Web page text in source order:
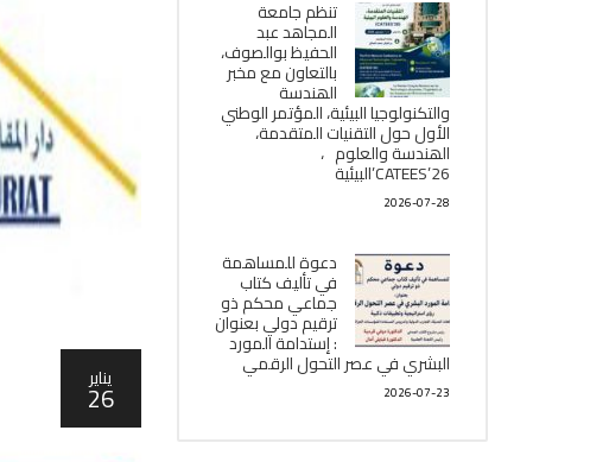
يناير
26
تنظم جامعة
المجاهد عبد
الحفيظ بوالصوف،
بالتعاون مع مخبر
الھندسة
والتكنولوجيا البیئیة، المؤتمر الوطني
الأول حول التقنيات المتقدمة،
الھندسة والعلوم ،
CATEES’26’البیئية
2026-07-28
دعوة للمساهمة
في تأليف كتاب
جماعي محكم ذو
ترقيم دولي بعنوان
: إستدامة المورد
البشري في عصر التحول الرقمي
2026-07-23